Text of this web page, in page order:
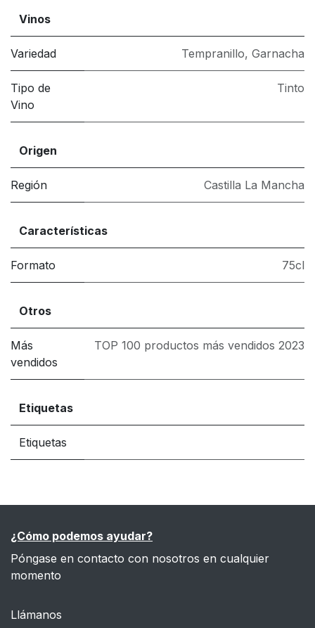
Vinos
Variedad Tempranillo, Garnacha
Tipo de
Vino
Tinto
Origen
Región Castilla La Mancha
Características
Formato 75cl
Otros
Más
vendidos
TOP 100 productos más vendidos 2023
Etiquetas
Etiquetas
¿Cómo podemos ayudar?
Póngase en contacto con nosotros en cualquier
momento
Llámanos